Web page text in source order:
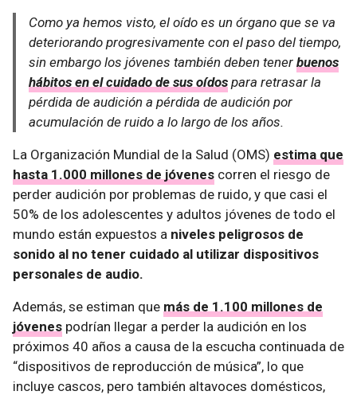
Como ya hemos visto, el oído es un órgano que se va
deteriorando progresivamente con el paso del tiempo,
sin embargo los jóvenes también deben tener buenos
hábitos en el cuidado de sus oídos para retrasar la
pérdida de audición a pérdida de audición por
acumulación de ruido a lo largo de los años.
La Organización Mundial de la Salud (OMS) estima que
hasta 1.000 millones de jóvenes corren el riesgo de
perder audición por problemas de ruido, y que casi el
50% de los adolescentes y adultos jóvenes de todo el
mundo están expuestos a niveles peligrosos de
sonido al no tener cuidado al utilizar dispositivos
personales de audio.
Además, se estiman que más de 1.100 millones de
jóvenes podrían llegar a perder la audición en los
próximos 40 años a causa de la escucha continuada de
“dispositivos de reproducción de música”, lo que
incluye cascos, pero también altavoces domésticos,